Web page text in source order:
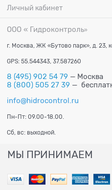
Личный кабинет
ООО « Гидроконтроль»
г. Москва, ЖК «Бутово парк», д. 23,
GPS: 55.544343, 37.587260
8 (495) 902 54 79 — Москва
8 (800) 505 27 39 —
info@hidrocontrol.ru
Пн-Пт: 09.00-18.00.
Сб, вс: выходной.
МЫ ПРИНИМАЕМ